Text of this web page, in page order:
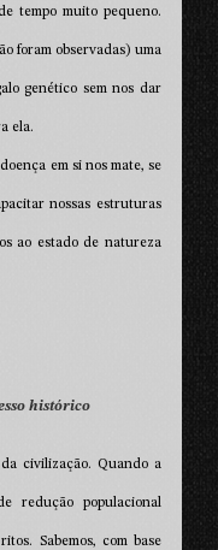
tempo muito pequeno.
foram observadas) uma
genético sem nos dar
ela.
em si nos mate, se
nossas estruturas
ao estado de natureza
histórico
civilização. Quando a
redução populacional
Sabemos, com base